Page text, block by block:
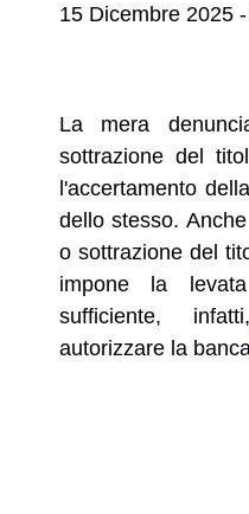
15 Dicembre 2025
La mera
sottrazione del
l'accertamento
dello stesso.
o sottrazione del
impone la
sufficiente,
autorizzare la